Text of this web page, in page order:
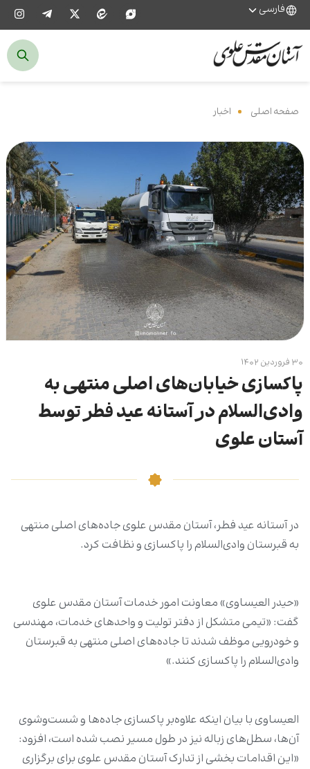
فارسی
صفحه اصلی اخبار
۳۰ فروردین ۱۴۰۲
پاکسازی خیابان‌های اصلی منتهی به
وادی‌السلام در آستانه عید فطر توسط
آستان علوی
در آستانه عید فطر، آستان مقدس علوی جاده‌های اصلی منتهی
به قبرستان وادی‌السلام را پاکسازی و نظافت کرد.
«حیدر العیساوی» معاونت امور خدمات آستان مقدس علوی
گفت: «تیمی متشکل از دفتر تولیت و واحدهای خدمات، مهندسی
و خودرویی موظف شدند تا جاده‌های اصلی منتهی به قبرستان
وادی‌السلام را پاکسازی کنند.»
العیساوی با بیان اینکه علاوه‌بر پاکسازی جاده‌ها و شست‌وشوی
آن‌ها، سطل‌های زباله نیز در طول مسیر نصب شده است، افزود:
«این اقدامات بخشی از تدارک آستان مقدس علوی برای برگزاری